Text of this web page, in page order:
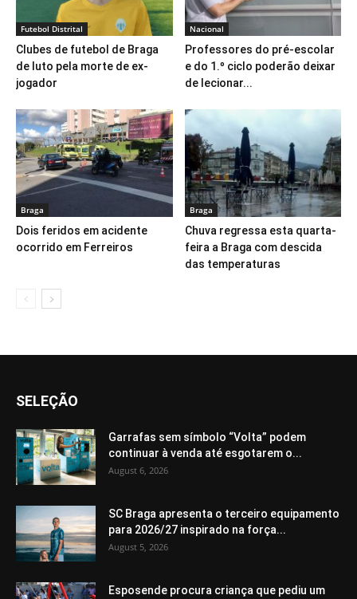
Futebol Distrital
Clubes de futebol de Braga
de luto pela morte de ex-
jogador
Nacional
Professores do pré-escolar
e do 1.º ciclo poderão deixar
de lecionar...
Braga
Dois feridos em acidente
ocorrido em Ferreiros
Braga
Chuva regressa esta quarta-
feira a Braga com descida
das temperaturas
SELEÇÃO
Garrafas sem símbolo “Volta” podem
continuar à venda até esgotarem o...
August 6, 2026
SC Braga apresenta o terceiro equipamento
para 2026/27 inspirado na força...
August 5, 2026
Esposende procura criança que pediu um